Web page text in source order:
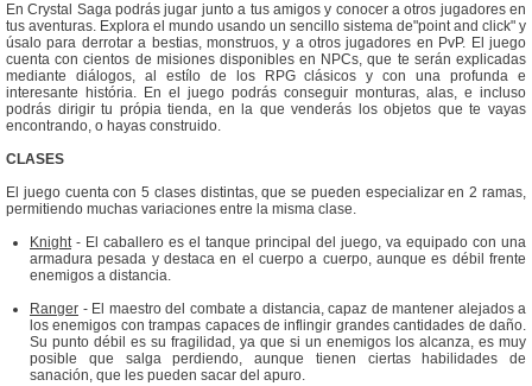
En Crystal Saga podrás jugar junto a tus amigos y conocer a otros jugadores en
tus aventuras. Explora el mundo usando un sencillo sistema de"point and click" y
úsalo para derrotar a bestias, monstruos, y a otros jugadores en PvP. El juego
cuenta con cientos de misiones disponibles en NPCs, que te serán explicadas
mediante diálogos, al estílo de los RPG clásicos y con una profunda e
interesante história. En el juego podrás conseguir monturas, alas, e incluso
podrás dirigir tu própia tienda, en la que venderás los objetos que te vayas
encontrando, o hayas construido.
CLASES
El juego cuenta con 5 clases distintas, que se pueden especializar en 2 ramas,
permitiendo muchas variaciones entre la misma clase.
Knight- El caballero es el tanque principal del juego, va equipado con una
armadura pesada y destaca en el cuerpo a cuerpo, aunque es débil frente
enemigos a distancia.
Ranger - El maestro del combate a distancia, capaz de mantener alejados a
los enemigos con trampas capaces de inflingir grandes cantidades de daño.
Su punto débil es su fragilidad, ya que si un enemigos los alcanza, es muy
posible que salga perdiendo, aunque tienen ciertas habilidades de
sanación, que les pueden sacar del apuro.